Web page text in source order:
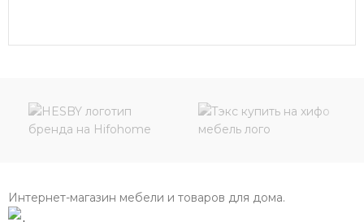
Интернет-магазин мебели и товаров для дома.